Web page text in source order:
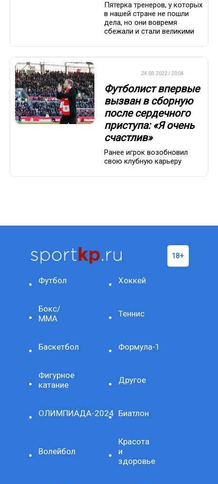
Пятерка тренеров, у которых
в нашей стране не пошли
дела, но они вовремя
сбежали и стали великими
24.03.2022 / 20:04
Футболист впервые
вызван в сборную
после сердечного
приступа: «Я очень
счастлив»
Ранее игрок возобновил
свою клубную карьеру
Футбол Хоккей
Бокс/
ММА
Теннис
Баскетбол Формула-1
Фигурное
катание
Другое
ОЛИМПИАДА-2024 Биатлон
Волейбол
Красота
и
здоровье